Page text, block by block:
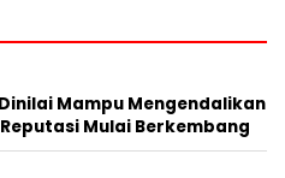
Mampu Mengendalikan
Mulai Berkembang